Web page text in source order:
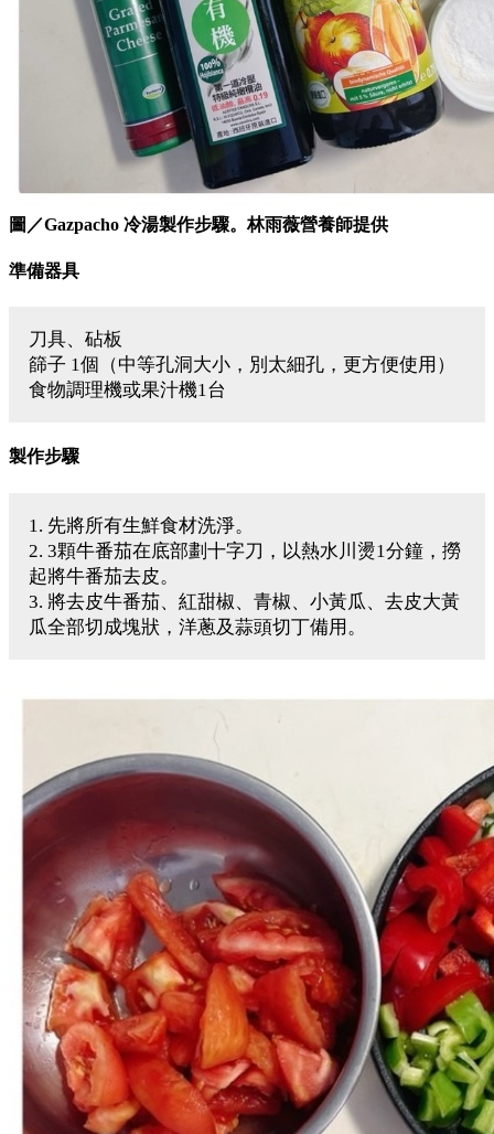
圖／Gazpacho 冷湯製作步驟。林雨薇營養師提供
準備器具
刀具、砧板
篩子 1個（中等孔洞大小，別太細孔，更方便使用）
食物調理機或果汁機1台
製作步驟
1. 先將所有生鮮食材洗淨。
2. 3顆牛番茄在底部劃十字刀，以熱水川燙1分鐘，撈
起將牛番茄去皮。
3. 將去皮牛番茄、紅甜椒、青椒、小黃瓜、去皮大黃
瓜全部切成塊狀，洋蔥及蒜頭切丁備用。